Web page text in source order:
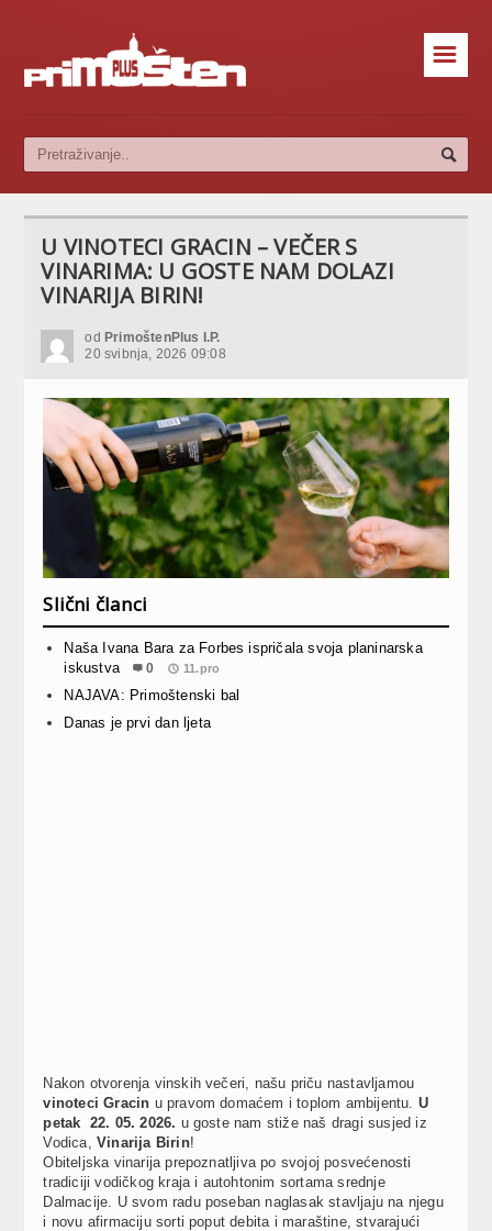
☰
U VINOTECI GRACIN – VEČER S
VINARIMA: U GOSTE NAM DOLAZI
VINARIJA BIRIN!
od PrimoštenPlus I.P.
20 svibnja, 2026 09:08
Slični članci
Naša Ivana Bara za Forbes ispričala svoja planinarska
iskustva
0 11.pro
NAJAVA: Primoštenski bal
Danas je prvi dan ljeta
Nakon otvorenja vinskih večeri, našu priču nastavljamou
vinoteci Gracin u pravom domaćem i toplom ambijentu. U
petak 22. 05. 2026. u goste nam stiže naš dragi susjed iz
Vodica, Vinarija Birin!
Obiteljska vinarija prepoznatljiva po svojoj posvećenosti
tradiciji vodičkog kraja i autohtonim sortama srednje
Dalmacije. U svom radu poseban naglasak stavljaju na njegu
i novu afirmaciju sorti poput debita i maraštine, stvarajući